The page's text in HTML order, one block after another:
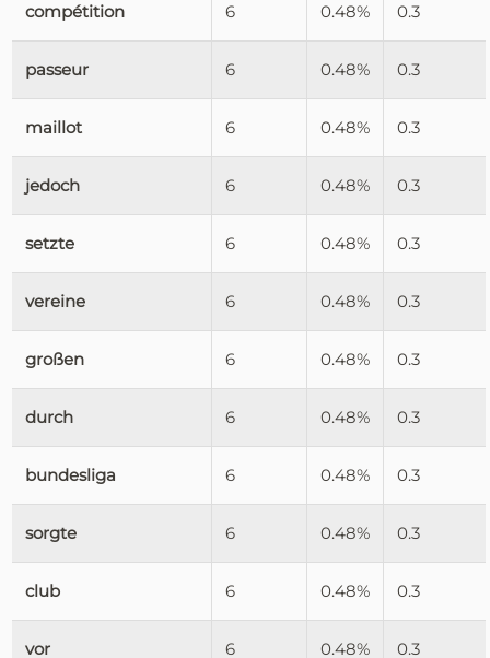
compétition 6 0.48% 0.3
passeur 6 0.48% 0.3
maillot 6 0.48% 0.3
jedoch 6 0.48% 0.3
setzte 6 0.48% 0.3
vereine 6 0.48% 0.3
großen 6 0.48% 0.3
durch 6 0.48% 0.3
bundesliga 6 0.48% 0.3
sorgte 6 0.48% 0.3
club 6 0.48% 0.3
vor 6 0.48% 0.3